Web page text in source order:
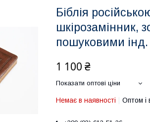
Біблія
шкірозамінник,
пошуковими
1 100 ₴
Показати оптові ціни
Немає в наявності Оптом і